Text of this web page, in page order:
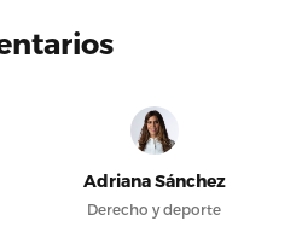
Adriana Sánchez
Derecho y deporte